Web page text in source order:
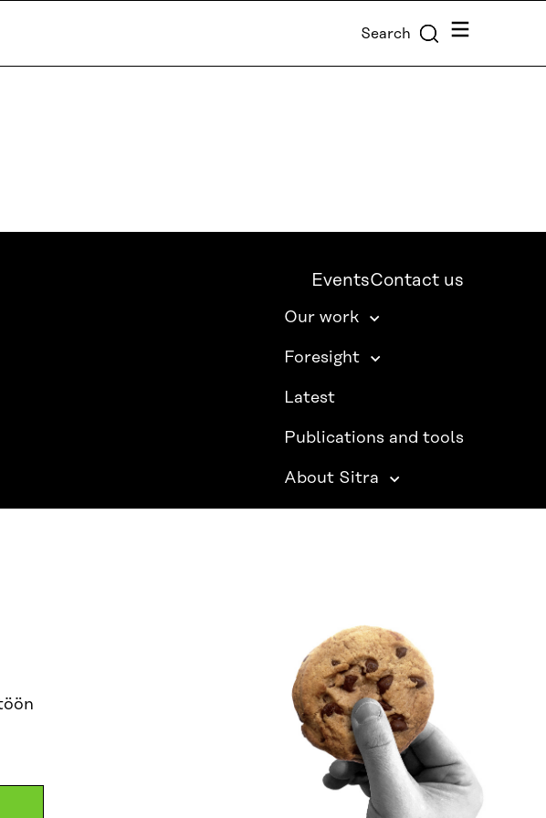
Search Menu
EventsContact us
Our work
Foresight
Latest
Publications and tools
About Sitra